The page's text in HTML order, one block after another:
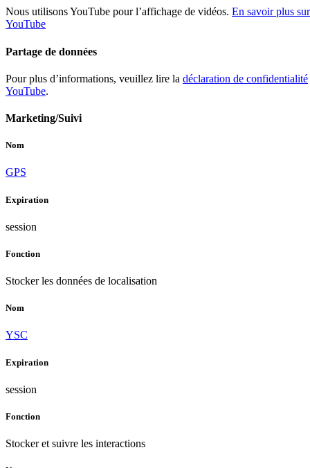
Nous utilisons YouTube pour l’affichage de vidéos. En savoir plus sur
YouTube
Partage de données
Pour plus d’informations, veuillez lire la déclaration de confidentialité
YouTube.
Marketing/Suivi
Nom
GPS
Expiration
session
Fonction
Stocker les données de localisation
Nom
YSC
Expiration
session
Fonction
Stocker et suivre les interactions